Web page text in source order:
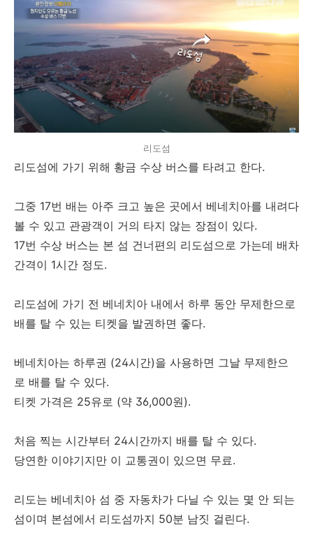
리도섬
리도섬에 가기 위해 황금 수상 버스를 타려고 한다.
그중 17번 배는 아주 크고 높은 곳에서 베네치아를 내려다
볼 수 있고 관광객이 거의 타지 않는 장점이 있다.
17번 수상 버스는 본 섬 건너편의 리도섬으로 가는데 배차
간격이 1시간 정도.
리도섬에 가기 전 베네치아 내에서 하루 동안 무제한으로
배를 탈 수 있는 티켓을 발권하면 좋다.
베네치아는 하루권 (24시간)을 사용하면 그날 무제한으
로 배를 탈 수 있다.
티켓 가격은 25유로 (약 36,000원).
처음 찍는 시간부터 24시간까지 배를 탈 수 있다.
당연한 이야기지만 이 교통권이 있으면 무료.
리도는 베네치아 섬 중 자동차가 다닐 수 있는 몇 안 되는
섬이며 본섬에서 리도섬까지 50분 남짓 걸린다.